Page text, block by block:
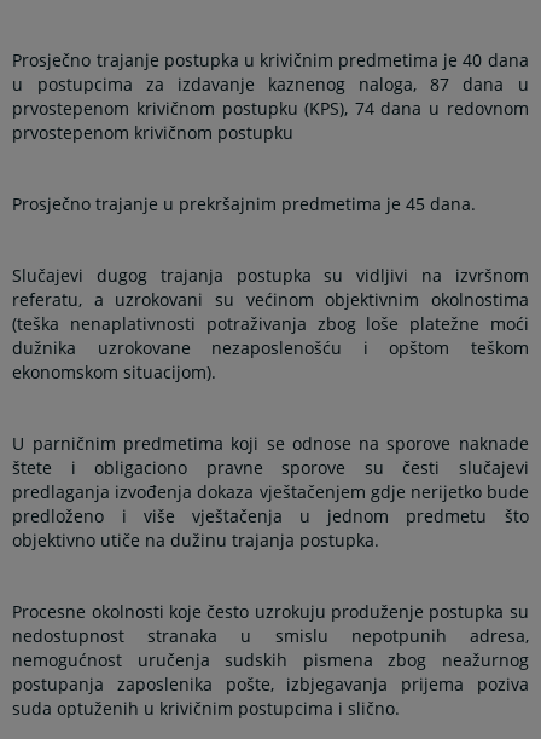
Prosječno trajanje postupka u krivičnim predmetima je 40 dana
u postupcima za izdavanje kaznenog naloga, 87 dana u
prvostepenom krivičnom postupku (KPS), 74 dana u redovnom
prvostepenom krivičnom postupku
Prosječno trajanje u prekršajnim predmetima je 45 dana.
Slučajevi dugog trajanja postupka su vidljivi na izvršnom
referatu, a uzrokovani su većinom objektivnim okolnostima
(teška nenaplativnosti potraživanja zbog loše platežne moći
dužnika uzrokovane nezaposlenošću i opštom teškom
ekonomskom situacijom).
U parničnim predmetima koji se odnose na sporove naknade
štete i obligaciono pravne sporove su česti slučajevi
predlaganja izvođenja dokaza vještačenjem gdje nerijetko bude
predloženo i više vještačenja u jednom predmetu što
objektivno utiče na dužinu trajanja postupka.
Procesne okolnosti koje često uzrokuju produženje postupka su
nedostupnost stranaka u smislu nepotpunih adresa,
nemogućnost uručenja sudskih pismena zbog neažurnog
postupanja zaposlenika pošte, izbjegavanja prijema poziva
suda optuženih u krivičnim postupcima i slično.